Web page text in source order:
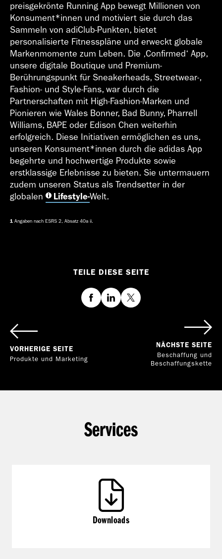
preisgekrönte Running App bewegt Millionen von
Konsument*innen und motiviert sie durch das
Sammeln von adiClub-Punkten, bietet
personalisierte Fitnesspläne und erweckt globale
Markenmomente zum Leben. Die ‚Confirmed‘ App,
unsere digitale Boutique und Premium-
Berührungspunkt für Sneakerheads, Streetwear-,
Fashion- und Style-Fans, war durch die
Partnerschaften mit High-Fashion-Marken und
Pionieren wie Wales Bonner, Bad Bunny, Pharrell
Williams, BAPE oder Edison Chen weiterhin
erfolgreich. Diese Initiativen ermöglichen es uns,
unseren Konsument*innen durch die adidas App
begehrte und hochwertige Produkte sowie
erstklassige Erlebnisse zu bieten. Sie untermauern
zudem unseren Status als Trendsetter in der
globalen
Lifestyle-Welt.
1 Angaben nach ESRS 2, Absatz 40a ii.
TEILE DIESE SEITE
FacebookLinkedInTwitter
VORHERIGE SEITE
Produkte und Marketing
NÄCHSTE SEITE
Beschaffung und
Beschaffungskette
Services
Downloads